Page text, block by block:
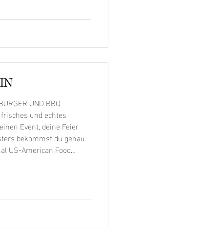
UND BBQ
und echtes
Event, deine Feier
bekommst du genau
US-American Food